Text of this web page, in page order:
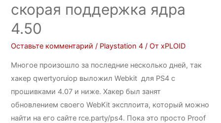
скорая поддержка ядра
4.50
Оставьте комментарий / Playstation 4 / ОтxPLOID
Многое произошло за последние несколько дней, так
хакер qwertyoruiop выложил Webkit для PS4 с
прошивками 4.07 и ниже. Хакер был занят
обновлением своего WebKit эксплоита, который можно
найти на его сайте rce.party/ps4. Пока это просто Proof